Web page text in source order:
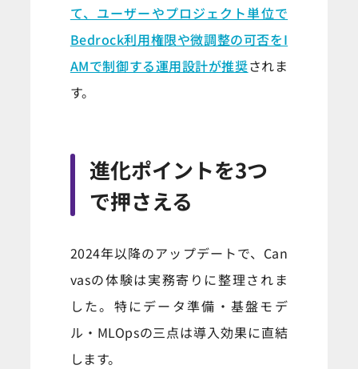
て、ユーザーやプロジェクト単位で
Bedrock利用権限や微調整の可否をI
AMで制御する運用設計が推奨されま
す。
進化ポイントを3つ
で押さえる
2024年以降のアップデートで、Can
vasの体験は実務寄りに整理されま
した。特にデータ準備・基盤モデ
ル・MLOpsの三点は導入効果に直結
します。